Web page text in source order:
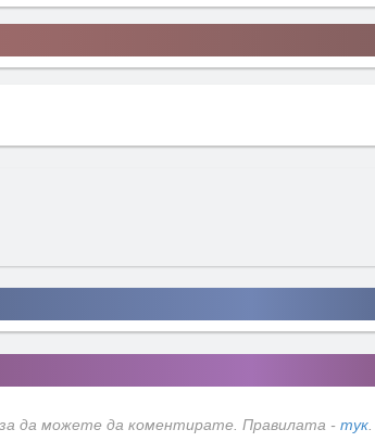
да можете да коментирате. Правилата - тук